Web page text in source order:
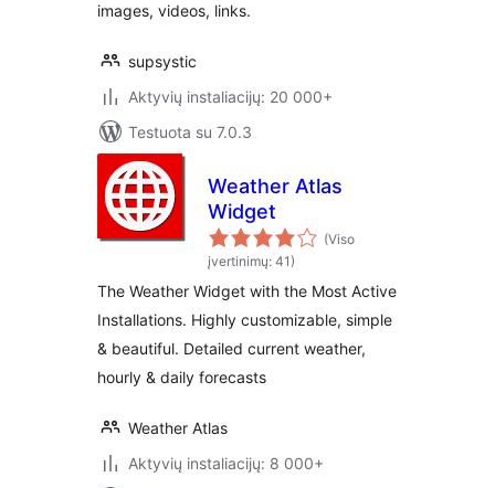
images, videos, links.
supsystic
Aktyvių instaliacijų: 20 000+
Testuota su 7.0.3
Weather Atlas
Widget
(Viso
įvertinimų: 41)
The Weather Widget with the Most Active
Installations. Highly customizable, simple
& beautiful. Detailed current weather,
hourly & daily forecasts
Weather Atlas
Aktyvių instaliacijų: 8 000+